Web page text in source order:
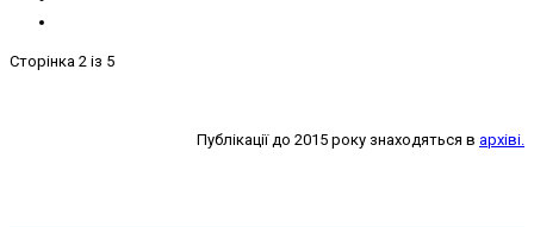
Сторінка 2 із 5
Публікації до 2015 року знаходяться в архіві.